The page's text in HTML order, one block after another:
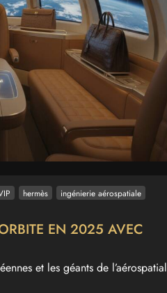
hermès
ingénierie aérospatiale
EN 2025 AVEC
et les géants de l’aérospatial